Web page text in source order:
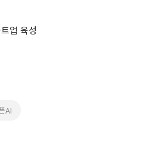
업 육성
AI